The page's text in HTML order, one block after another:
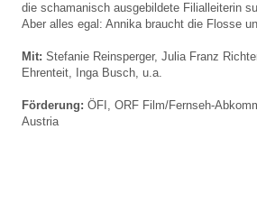
die schamanisch ausgebildete Filialleiterin
Aber alles egal: Annika braucht die Flosse
Mit: Stefanie Reinsperger, Julia Franz
Ehrenteit, Inga Busch, u.a.
Förderung: ÖFI, ORF Film/Fernseh-
Austria